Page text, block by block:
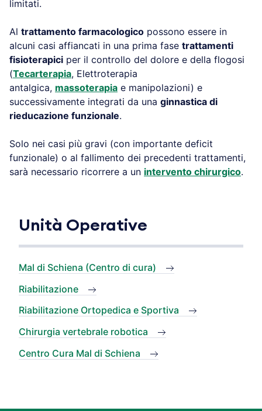
limitati.
Al trattamento farmacologico possono essere in
alcuni casi affiancati in una prima fase trattamenti
fisioterapici per il controllo del dolore e della flogosi
(Tecarterapia, Elettroterapia
antalgica, massoterapia e manipolazioni) e
successivamente integrati da una ginnastica di
rieducazione funzionale.
Solo nei casi più gravi (con importante deficit
funzionale) o al fallimento dei precedenti trattamenti,
sarà necessario ricorrere a un intervento chirurgico.
Unità Operative
Mal di Schiena (Centro di cura)
Riabilitazione
Riabilitazione Ortopedica e Sportiva
Chirurgia vertebrale robotica
Centro Cura Mal di Schiena